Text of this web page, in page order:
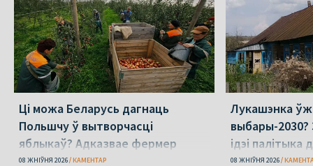
Ці можа Беларусь дагнаць
Польшчу ў вытворчасці
яблыкаў? Адказвае фермер
08 ЖНІЎНЯ 2026 КАМЕНТАР
Лукашэнка
выбары-
ідэі палітыка
08 ЖНІЎНЯ 2026